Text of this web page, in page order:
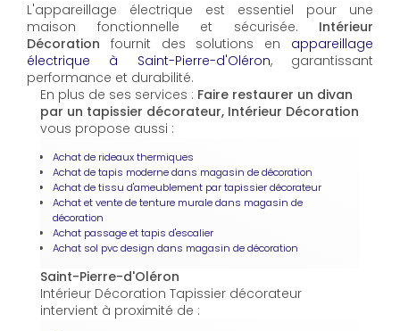
L'appareillage électrique est essentiel pour une
maison fonctionnelle et sécurisée. Intérieur
Décoration fournit des solutions en appareillage
électrique à Saint-Pierre-d'Oléron, garantissant
performance et durabilité.
En plus de ses services : Faire restaurer un divan
par un tapissier décorateur, Intérieur Décoration
vous propose aussi :
Achat de rideaux thermiques
Achat de tapis moderne dans magasin de décoration
Achat de tissu d'ameublement par tapissier décorateur
Achat et vente de tenture murale dans magasin de
décoration
Achat passage et tapis d'escalier
Achat sol pvc design dans magasin de décoration
Saint-Pierre-d'Oléron
Intérieur Décoration Tapissier décorateur
intervient à proximité de :